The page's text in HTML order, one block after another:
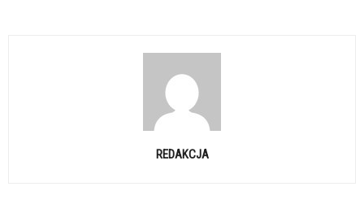
REDAKCJA